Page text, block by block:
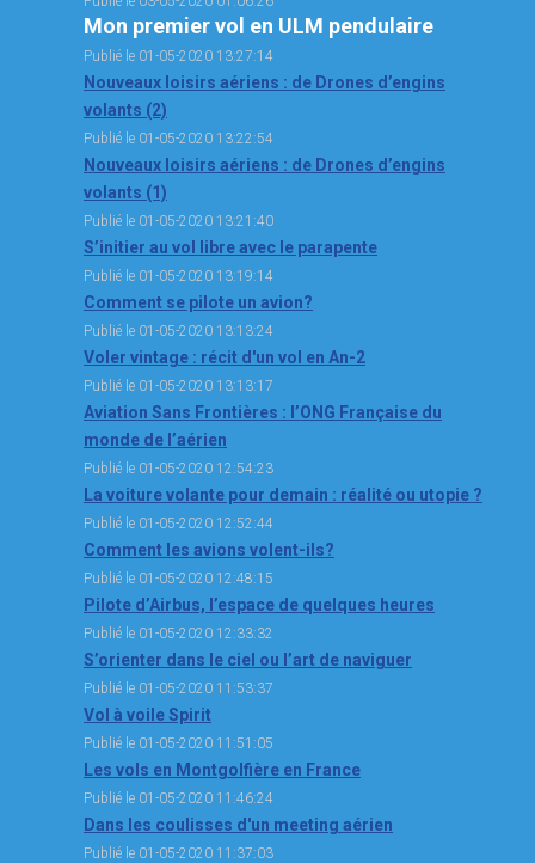
OPEN SUBMENU (SIMULATEUR)
SIMULATEUR
OPEN SUBMENU (DRÔNE)
DRÔNE
Mon premier vol en ULM pendulaire
Publié le 01-05-2020 13:27:14
Nouveaux loisirs aériens : de Drones d’engins
volants (2)
Publié le 01-05-2020 13:22:54
Nouveaux loisirs aériens : de Drones d’engins
volants (1)
Publié le 01-05-2020 13:21:40
S’initier au vol libre avec le parapente
Publié le 01-05-2020 13:19:14
Comment se pilote un avion?
Publié le 01-05-2020 13:13:24
Voler vintage : récit d'un vol en An-2
Publié le 01-05-2020 13:13:17
Aviation Sans Frontières : l’ONG Française du
monde de l’aérien
Publié le 01-05-2020 12:54:23
La voiture volante pour demain : réalité ou utopie ?
Publié le 01-05-2020 12:52:44
Comment les avions volent-ils?
Publié le 01-05-2020 12:48:15
Pilote d’Airbus, l’espace de quelques heures
Publié le 01-05-2020 12:33:32
S’orienter dans le ciel ou l’art de naviguer
Publié le 01-05-2020 11:53:37
Vol à voile Spirit
Publié le 01-05-2020 11:51:05
Les vols en Montgolfière en France
Publié le 01-05-2020 11:46:24
Dans les coulisses d'un meeting aérien
Publié le 01-05-2020 11:37:03